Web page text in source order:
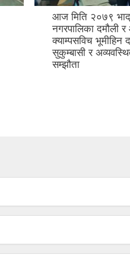
आज मिति २०७९
नगरपालिका दमौली
क्याम्पसविच भूमीहिन
सुकुम्बासी र
सम्झौता